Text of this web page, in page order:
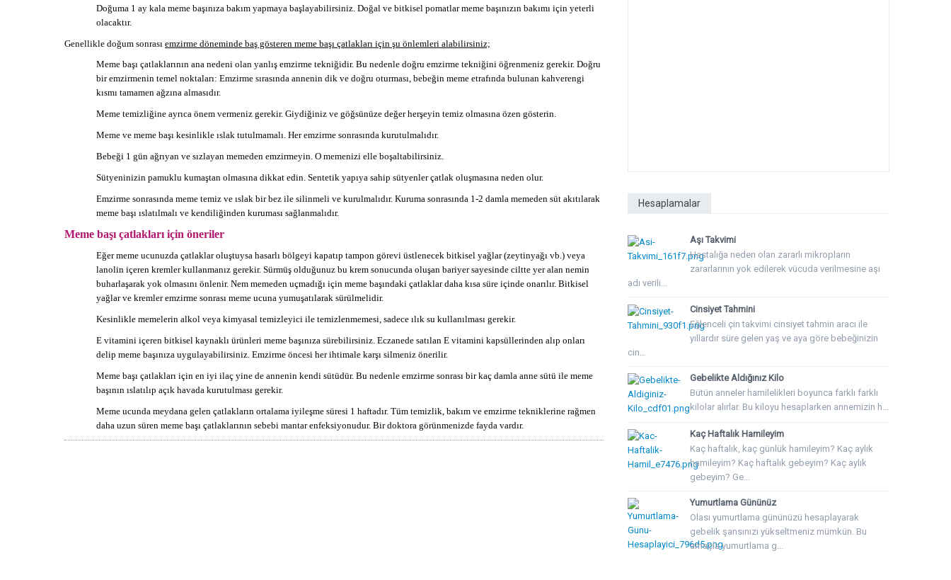
Doğuma 1 ay kala meme başınıza bakım yapmaya başlayabilirsiniz. Doğal ve bitkisel pomatlar meme başınızın bakımı için yeterli
olacaktır.
Genellikle doğum sonrası emzirme döneminde baş gösteren meme başı çatlakları için şu önlemleri alabilirsiniz;
Meme başı çatlaklarının ana nedeni olan yanlış emzirme tekniğidir. Bu nedenle doğru emzirme tekniğini öğrenmeniz gerekir. Doğru
bir emzirmenin temel noktaları: Emzirme sırasında annenin dik ve doğru oturması, bebeğin meme etrafında bulunan kahverengi
kısmı tamamen ağzına almasıdır.
Meme temizliğine ayrıca önem vermeniz gerekir. Giydiğiniz ve göğsünüze değer herşeyin temiz olmasına özen gösterin.
Meme ve meme başı kesinlikle ıslak tutulmamalı. Her emzirme sonrasında kurutulmalıdır.
Bebeği 1 gün ağrıyan ve sızlayan memeden emzirmeyin. O memenizi elle boşaltabilirsiniz.
Sütyeninizin pamuklu kumaştan olmasına dikkat edin. Sentetik yapıya sahip sütyenler çatlak oluşmasına neden olur.
Emzirme sonrasında meme temiz ve ıslak bir bez ile silinmeli ve kurulmalıdır. Kuruma sonrasında 1-2 damla memeden süt akıtılarak
meme başı ıslatılmalı ve kendiliğinden kuruması sağlanmalıdır.
Meme başı çatlakları için öneriler
Eğer meme ucunuzda çatlaklar oluştuysa hasarlı bölgeyi kapatıp tampon görevi üstlenecek bitkisel yağlar (zeytinyağı vb.) veya
lanolin içeren kremler kullanmanız gerekir. Sürmüş olduğunuz bu krem sonucunda oluşan bariyer sayesinde ciltte yer alan nemin
buharlaşarak yok olmasını önlenir. Nem memeden uçmadığı için meme başındaki çatlaklar daha kısa süre içinde onarılır. Bitkisel
yağlar ve kremler emzirme sonrası meme ucuna yumuşatılarak sürülmelidir.
Kesinlikle memelerin alkol veya kimyasal temizleyici ile temizlenmemesi, sadece ılık su kullanılması gerekir.
E vitamini içeren bitkisel kaynaklı ürünleri meme başınıza sürebilirsiniz. Eczanede satılan E vitamini kapsüllerinden alıp onları
delip meme başınıza uygulayabilirsiniz. Emzirme öncesi her ihtimale karşı silmeniz önerilir.
Meme başı çatlakları için en iyi ilaç yine de annenin kendi sütüdür. Bu nedenle emzirme sonrası bir kaç damla anne sütü ile meme
başının ıslatılıp açık havada kurutulması gerekir.
Meme ucunda meydana gelen çatlakların ortalama iyileşme süresi 1 haftadır. Tüm temizlik, bakım ve emzirme tekniklerine rağmen
daha uzun süren meme başı çatlaklarının sebebi mantar enfeksiyonudur. Bir doktora görünmenizde fayda vardır.
Hesaplamalar
Aşı Takvimi
Hastalığa neden olan zararlı mikropların
zararlarının yok edilerek vücuda verilmesine aşı
adı verili...
Cinsiyet Tahmini
Eğlenceli çin takvimi cinsiyet tahmin aracı ile
yıllardır süre gelen yaş ve aya göre bebeğinizin
cin...
Gebelikte Aldığınız Kilo
Bütün anneler hamilelikleri boyunca farklı farklı
kilolar alırlar. Bu kiloyu hesaplarken annemizin h...
Kaç Haftalık Hamileyim
Kaç haftalık, kaç günlük hamileyim? Kaç aylık
hamileyim? Kaç haftalık gebeyim? Kaç aylık
gebeyim? Ge...
Yumurtlama Gününüz
Olası yumurtlama gününüzü hesaplayarak
gebelik şansınızı yükseltmeniz mümkün. Bu
amaçla yumurtlama g...